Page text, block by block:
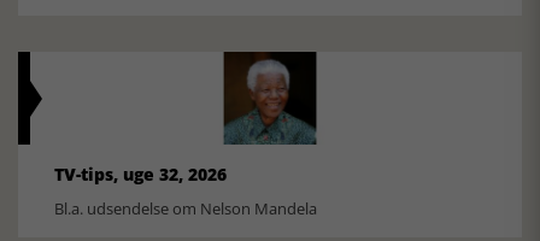
TV-tips, uge 32, 2026
Bl.a. udsendelse om Nelson Mandela